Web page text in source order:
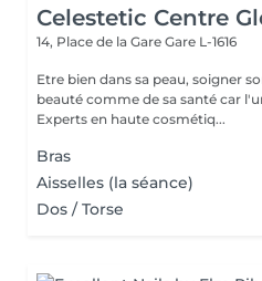
Celestetic Centre
14, Place de la Gare Gare L-1616
Etre bien dans sa peau, soigner
beauté comme de sa santé car
Experts en haute cosmétiq...
Bras
Aisselles (la séance)
Dos / Torse